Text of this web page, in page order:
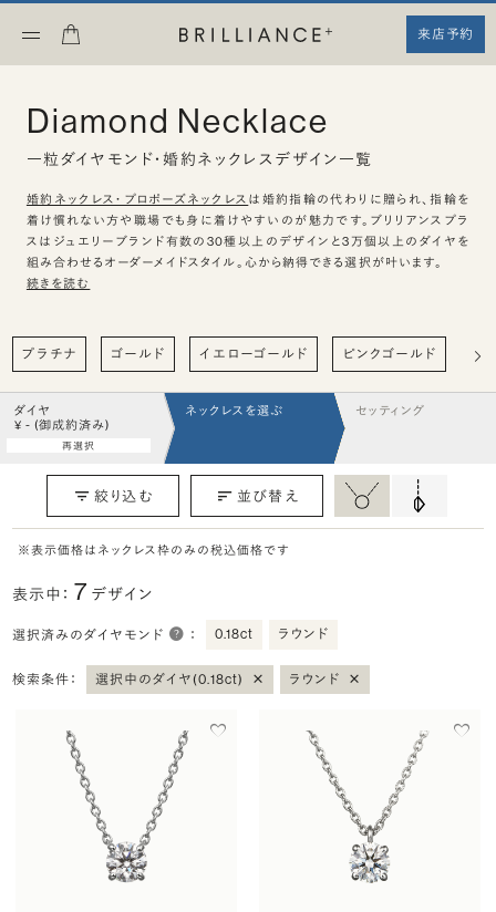
来店予約
Diamond Necklace
一粒ダイヤモンド・婚約ネックレスデザイン一覧
婚約ネックレス・プロポーズネックレス は婚約指輪の代わりに贈られ、指輪を
着け慣れない方や職場でも身に着けやすいのが魅力です。ブリリアンスプラ
スはジュエリーブランド有数の30種以上のデザインと3万個以上のダイヤを
組み合わせるオーダーメイドスタイル。心から納得できる選択が叶います。
続きを読む
プラチナ ゴールド イエローゴールド ピンクゴールド ハ
ダイヤ
¥ - (御成約済み)
再選択
ネックレスを選ぶ セッティング
絞り込む 並び替え
※表示価格はネックレス枠のみの税込価格です
表示中： 7 デザイン
選択済みのダイヤモンド ： 0.18ct ラウンド
検索条件： 選択中のダイヤ(0.18ct) × ラウンド ×